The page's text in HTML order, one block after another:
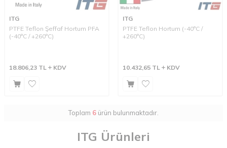
ITG
PTFE Teflon Şeffaf Hortum PFA
(-40°C / +260°C)
18.806,23 TL KDV
ITG
PTFE Teflon Hortum (-40°C /
+260°C)
10.432,65 TL KDV
Toplam 6 ürün bulunmaktadır.
ITG Ürünleri